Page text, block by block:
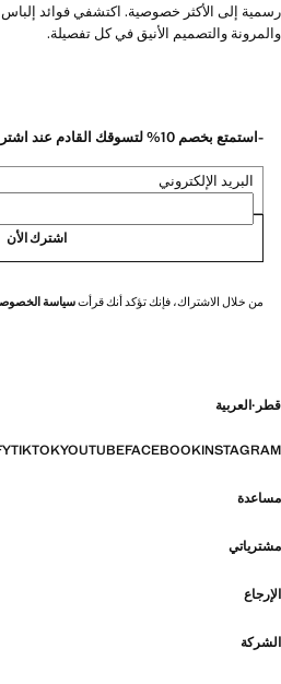
رسمية إلى الأكثر خصوصية. اكتشفي فوائد
والمرونة والتصميم الأنيق في كل تفصيلة.
-استمتع بخصم 10% لتسوقك القادم عند اشتراكك في نشرتنا الاخبارية
البريد الإلكتروني
اشترك الأن
من خلال الاشتراك، فإنك تؤكد أنك قرأتسياسة
قطر ·العربية
INSTAGRAM
FACEBOOK
YOUTUBE
TIKTOK
مساعدة
مشترياتي
الإرجاع
الشركة